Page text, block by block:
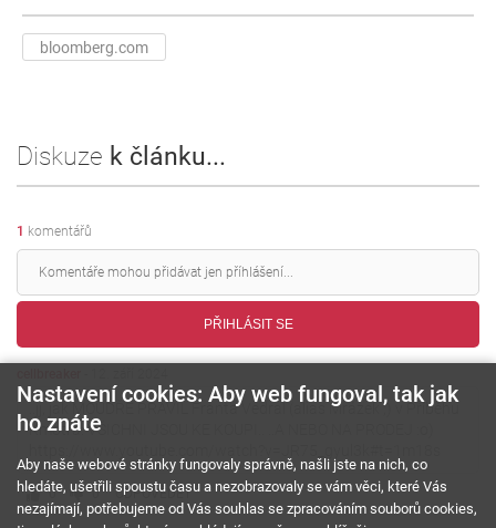
bloomberg.com
Diskuze k článku...
1 komentářů
PŘIHLÁSIT SE
..jj, jak MOUDŘE PRAVIL Franta Vedral (alias Mrázek ;) v Příběhu
Kmotra: VŠICHNI JSOU KE KOUPI.. ..A NEBO NA PRODEJ :o)
0 0 ODPOVĚDĚT
Nastavení cookies: Aby web fungoval, tak jak
ho znáte
Aby naše webové stránky fungovaly správně, našli jste na nich, co
hledáte, ušetřili spoustu času a nezobrazovaly se vám věci, které Vás
nezajímají, potřebujeme od Vás souhlas se zpracováním souborů cookies,